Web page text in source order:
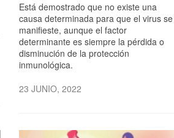
Está demostrado que no existe una
causa determinada para que el virus se
manifieste, aunque el factor
determinante es siempre la pérdida o
disminución de la protección
inmunológica.
23 JUNIO, 2022